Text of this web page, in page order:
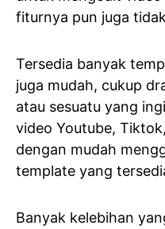
fiturnya pun juga
Tersedia banyak
juga mudah, cukup
atau sesuatu yang
video Youtube,
dengan mudah
template yang
Banyak kelebihan